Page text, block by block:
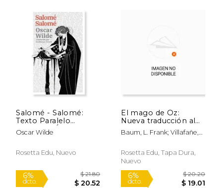
50%
dcto. $ 38.43 dcto. $
Salomé - Salomé:
Texto Paralelo
Bilingüe - Édition
Bilingue: Francés -
Oscar Wilde
Rosetta Edu, Nuevo
El mago de Oz:
Nueva traducción al
español
Baum, L. Frank; Villafañe,
Rosetta Edu, Tapa Dura,
Nuevo